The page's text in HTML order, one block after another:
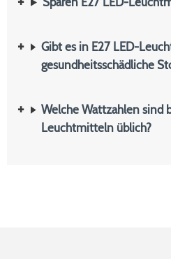
Gibt es in E27 LED-
gesundheitsschädliche
Welche Wattzahlen sind
Leuchtmitteln üblich?